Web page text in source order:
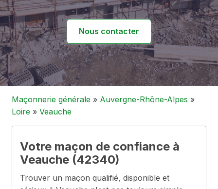
Nous contacter
Maçonnerie générale » Auvergne-Rhône-Alpes »
Loire » Veauche
Votre maçon de confiance à
Veauche (42340)
Trouver un maçon qualifié, disponible et